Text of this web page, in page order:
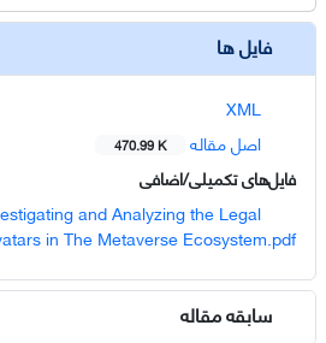
فایل ها
XML
اصل مقاله
470.99 K
فایل‌های تکمیلی/اضافی
and Analyzing the Legal
in The Metaverse Ecosystem.pdf
سابقه مقاله